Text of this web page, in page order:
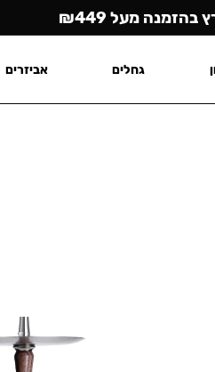
מעל ₪449
גחלים אביזרים